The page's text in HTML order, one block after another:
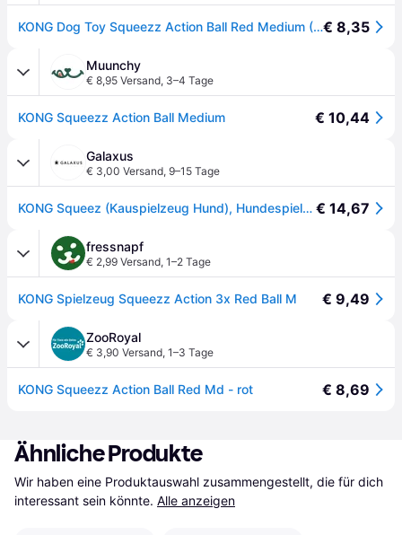
KONG Dog Toy Squeezz Action Ball Red Medium (3-Pack)€ 8,35
Muunchy
€ 8,95 Versand, 3–4 Tage
KONG Squeezz Action Ball Medium € 10,44
Galaxus
€ 3,00 Versand, 9–15 Tage
KONG Squeez (Kauspielzeug Hund), Hundespielzeug € 14,67
fressnapf
€ 2,99 Versand, 1–2 Tage
KONG Spielzeug Squeezz Action 3x Red Ball M € 9,49
ZooRoyal
€ 3,90 Versand, 1–3 Tage
KONG Squeezz Action Ball Red Md - rot € 8,69
Ähnliche Produkte
Wir haben eine Produktauswahl zusammengestellt, die für dich
interessant sein könnte. Alle anzeigen